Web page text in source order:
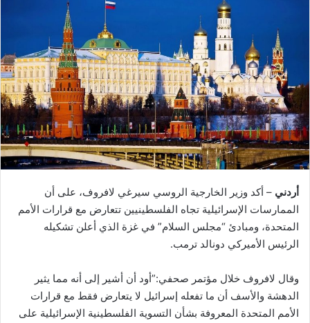
أردني – أكد وزير الخارجية الروسي سيرغي لافروف، على أن
الممارسات الإسرائيلية تجاه الفلسطينيين تتعارض مع قرارات الأمم
المتحدة، ومبادئ “مجلس السلام” في غزة الذي أعلن تشكيله
الرئيس الأميركي دونالد ترمب.
وقال لافروف خلال مؤتمر صحفي:”أود أن أشير إلى أنه مما يثير
الدهشة والأسف أن ما تفعله إسرائيل لا يتعارض فقط مع قرارات
الأمم المتحدة المعروفة بشأن التسوية الفلسطينية الإسرائيلية على